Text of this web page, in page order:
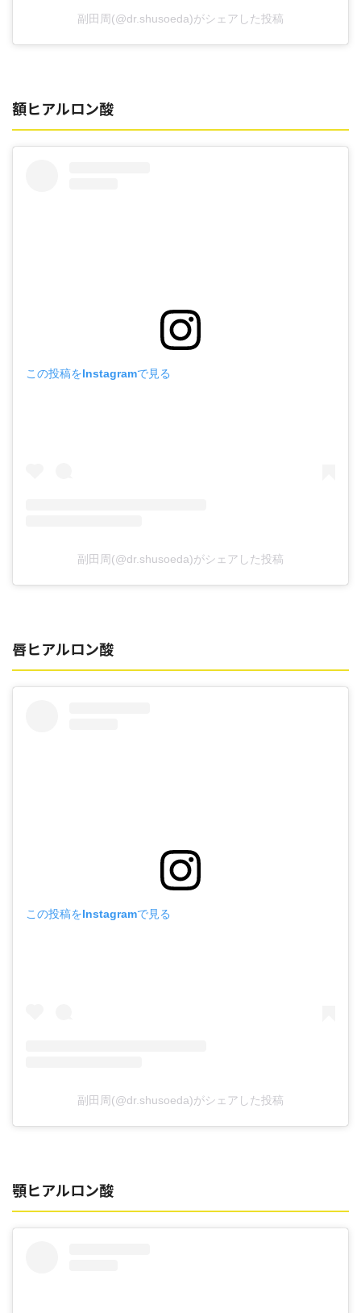
副田周(@dr.shusoeda)がシェアした投稿
額ヒアルロン酸
この投稿をInstagramで見る
副田周(@dr.shusoeda)がシェアした投稿
唇ヒアルロン酸
この投稿をInstagramで見る
副田周(@dr.shusoeda)がシェアした投稿
顎ヒアルロン酸